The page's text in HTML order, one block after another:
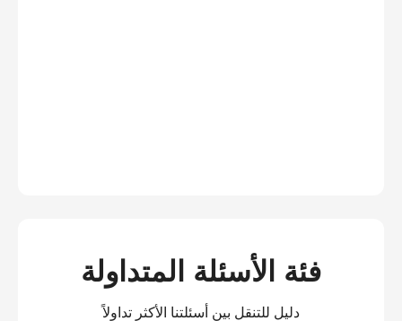
فئة الأسئلة المتداولة
دليل للتنقل بين أسئلتنا الأكثر تداولاً